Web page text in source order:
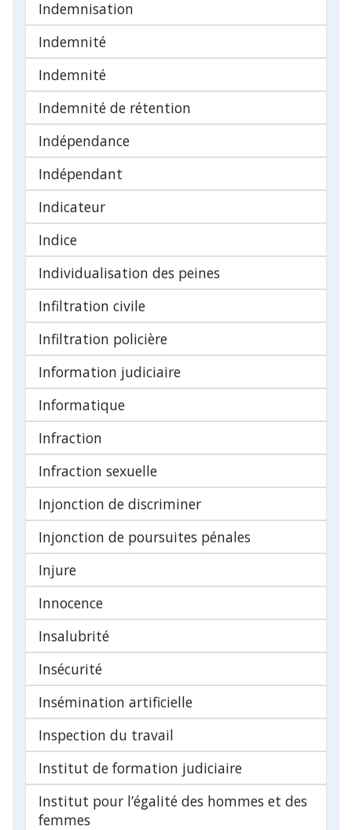
Indemnisation
Indemnité
Indemnité
Indemnité de rétention
Indépendance
Indépendant
Indicateur
Indice
Individualisation des peines
Infiltration civile
Infiltration policière
Information judiciaire
Informatique
Infraction
Infraction sexuelle
Injonction de discriminer
Injonction de poursuites pénales
Injure
Innocence
Insalubrité
Insécurité
Insémination artificielle
Inspection du travail
Institut de formation judiciaire
Institut pour l’égalité des hommes et des
femmes